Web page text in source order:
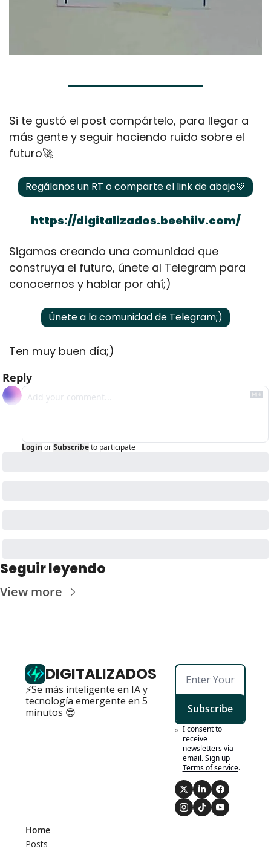
Si te gustó el post compártelo, para llegar a
más gente y seguir haciendo ruido sobre el
futuro🚀
Regálanos un RT o comparte el link de abajo💚
https://digitalizados.beehiiv.com/
Sigamos creando una comunidad que
construya el futuro, únete al Telegram para
conocernos y hablar por ahí;)
Únete a la comunidad de Telegram;)
Ten muy buen día;)
Reply
Login orSubscribeto participate
Seguir leyendo
View more
DIGITALIZADOS
⚡Se más inteligente en IA y
tecnología emergente en 5
minutos 😎
Subscribe
I consent to
receive
newsletters via
email. Sign up
Terms of service.
Home
Posts